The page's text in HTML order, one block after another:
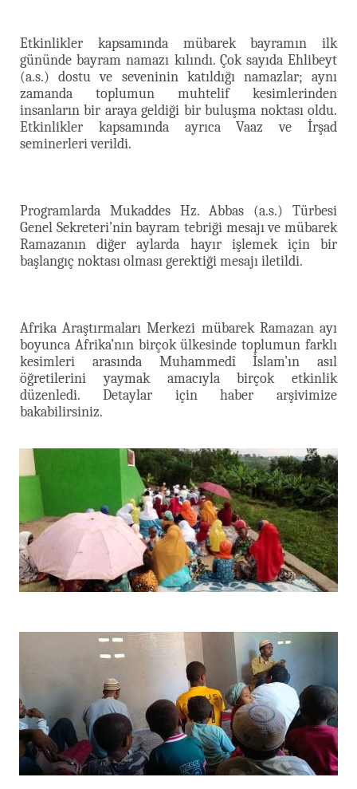
Etkinlikler kapsamında mübarek bayramın ilk
gününde bayram namazı kılındı. Çok sayıda Ehlibeyt
(a.s.) dostu ve seveninin katıldığı namazlar; aynı
zamanda toplumun muhtelif kesimlerinden
insanların bir araya geldiği bir buluşma noktası oldu.
Etkinlikler kapsamında ayrıca Vaaz ve İrşad
seminerleri verildi.
Programlarda Mukaddes Hz. Abbas (a.s.) Türbesi
Genel Sekreteri’nin bayram tebriği mesajı ve mübarek
Ramazanın diğer aylarda hayır işlemek için bir
başlangıç noktası olması gerektiği mesajı iletildi.
Afrika Araştırmaları Merkezi mübarek Ramazan ayı
boyunca Afrika’nın birçok ülkesinde toplumun farklı
kesimleri arasında Muhammedî İslam’ın asıl
öğretilerini yaymak amacıyla birçok etkinlik
düzenledi. Detaylar için haber arşivimize
bakabilirsiniz.